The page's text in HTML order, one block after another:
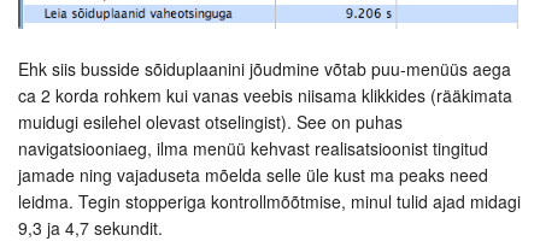
Ehk siis busside sõiduplaanini jõudmine võtab puu-menüüs aega
ca 2 korda rohkem kui vanas veebis niisama klikkides (rääkimata
muidugi esilehel olevast otselingist). See on puhas
navigatsiooniaeg, ilma menüü kehvast realisatsioonist tingitud
jamade ning vajaduseta mõelda selle üle kust ma peaks need
leidma. Tegin stopperiga kontrollmõõtmise, minul tulid ajad midagi
9,3 ja 4,7 sekundit.